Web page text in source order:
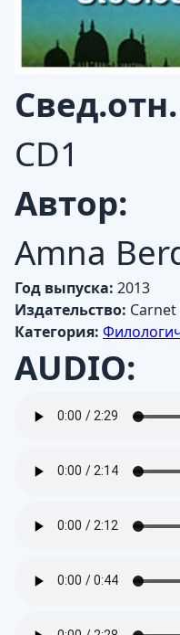
CD1
Автор:
Amna
Год выпуска: 2013
Издательство:
Категория:
AUDIO: